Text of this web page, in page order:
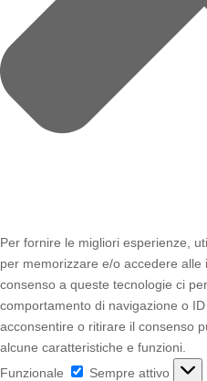
Per fornire le migliori esperienze,
per memorizzare e/o accedere
consenso a queste tecnologie ci
comportamento di navigazione o
acconsentire o ritirare il consenso
alcune caratteristiche e funzioni.
Funzionale
Funzionale
Sempre attivo